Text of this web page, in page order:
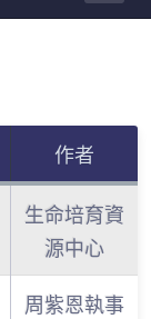
作者
生命培育資
源中心
周紫恩執事